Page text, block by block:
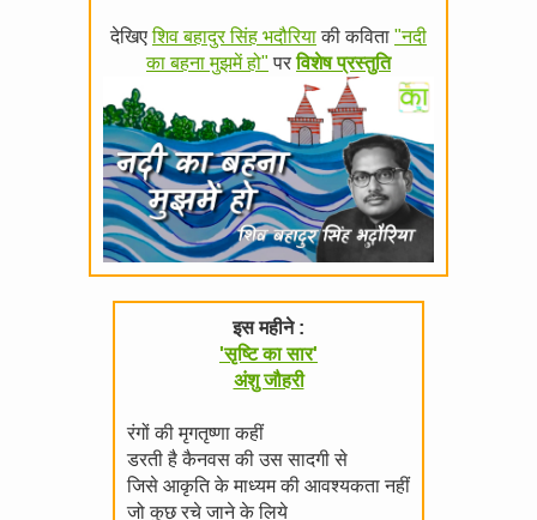
देखिएशिव बहादुर सिंह भदौरियाकी कविता "नदी
का बहना मुझमें हो" परविशेष प्रस्तुति
इस महीने :
'सृष्टि का सार'
अंशु जौहरी
रंगों की मृगतृष्णा कहीं
डरती है कैनवस की उस सादगी से
जिसे आकृति के माध्यम की आवश्यकता नहीं
जो कुछ रचे जाने के लिये